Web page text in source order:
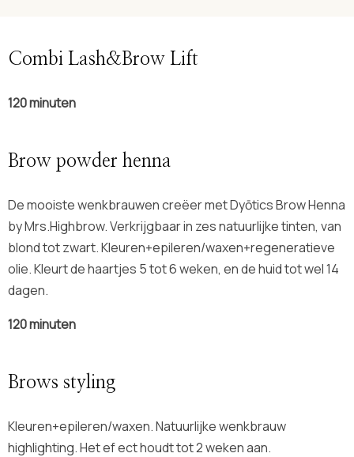
Combi Lash&Brow Lift
120minuten
Brow powder henna
De mooiste wenkbrauwen creëer met Dyōtics Brow Henna
by Mrs.Highbrow. Verkrijgbaar in zes natuurlijke tinten, van
blond tot zwart. Kleuren+epileren/waxen+regeneratieve
olie. Kleurt de haartjes 5 tot 6 weken, en de huid tot wel 14
dagen.
120minuten
Brows styling
Kleuren+epileren/waxen. Natuurlijke wenkbrauw
highlighting. Het ef ect houdt tot 2 weken aan.